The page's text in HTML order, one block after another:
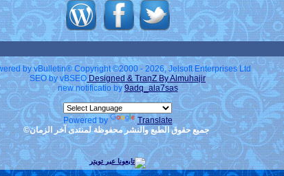
by vBulletin® Copyright ©2000 - 2026, Jelsoft Enterprises Ltd.
SEO by vBSEODesigned & TranZ By Almuhajir
new notificatio by9adq_ala7sas
Powered by
Translate
جميع حقوق الطبع والنشر محفوظة لمنتدى آخر الزمان©